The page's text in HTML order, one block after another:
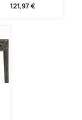
121,97 €